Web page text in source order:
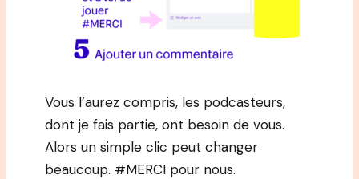
Vous l’aurez compris, les podcasteurs,
dont je fais partie, ont besoin de vous.
Alors un simple clic peut changer
beaucoup. #MERCI pour nous.